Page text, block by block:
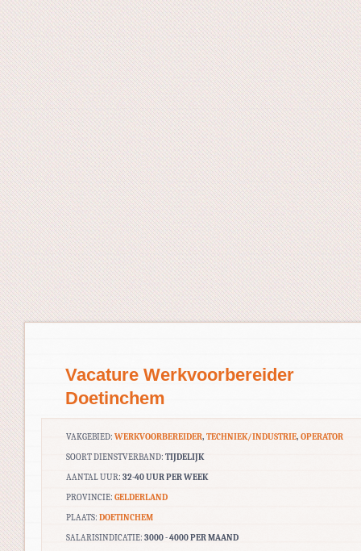
Vacature Werkvoorbereider
Doetinchem
VAKGEBIED: WERKVOORBEREIDER, TECHNIEK/INDUSTRIE, OPERATOR
SOORT DIENSTVERBAND: TIJDELIJK
AANTAL UUR: 32-40 UUR PER WEEK
PROVINCIE: GELDERLAND
PLAATS: DOETINCHEM
SALARISINDICATIE: 3000 - 4000 PER MAAND